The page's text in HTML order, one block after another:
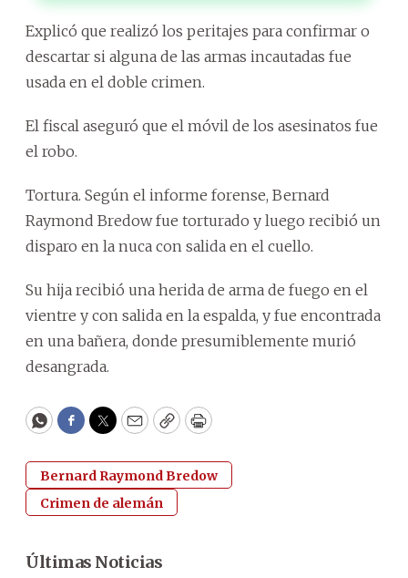
Explicó que realizó los peritajes para confirmar o
descartar si alguna de las armas incautadas fue
usada en el doble crimen.
El fiscal aseguró que el móvil de los asesinatos fue
el robo.
Tortura. Según el informe forense, Bernard
Raymond Bredow fue torturado y luego recibió un
disparo en la nuca con salida en el cuello.
Su hija recibió una herida de arma de fuego en el
vientre y con salida en la espalda, y fue encontrada
en una bañera, donde presumiblemente murió
desangrada.
WhatsApp
Facebook
Twitter
EmailCopyPrint
Bernard Raymond Bredow
Crimen de alemán
Últimas Noticias